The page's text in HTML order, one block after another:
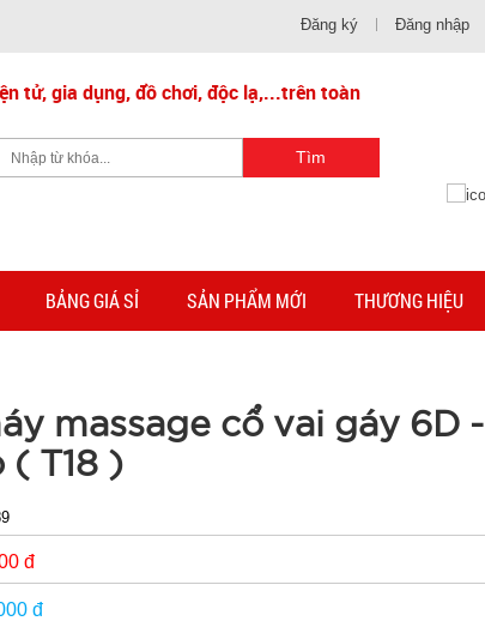
Đăng ký Đăng nhập
tử, gia dụng, đồ chơi, độc lạ,...trên toàn
BẢNG GIÁ SỈ SẢN PHẨM MỚI THƯƠNG HIỆU
massage cổ vai gáy 6D -
T18 )
đ
đ